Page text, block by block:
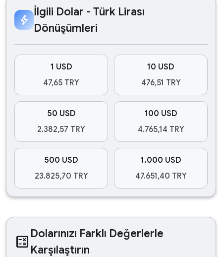
bolt
İlgili Dolar - Türk Lirası
Dönüşümleri
1 USD
47,65 TRY
10 USD
476,51 TRY
50 USD
2.382,57 TRY
100 USD
4.765,14 TRY
500 USD
23.825,70 TRY
1.000 USD
47.651,40 TRY
calculate Dolarınızı Farklı Değerlerle
Karşılaştırın